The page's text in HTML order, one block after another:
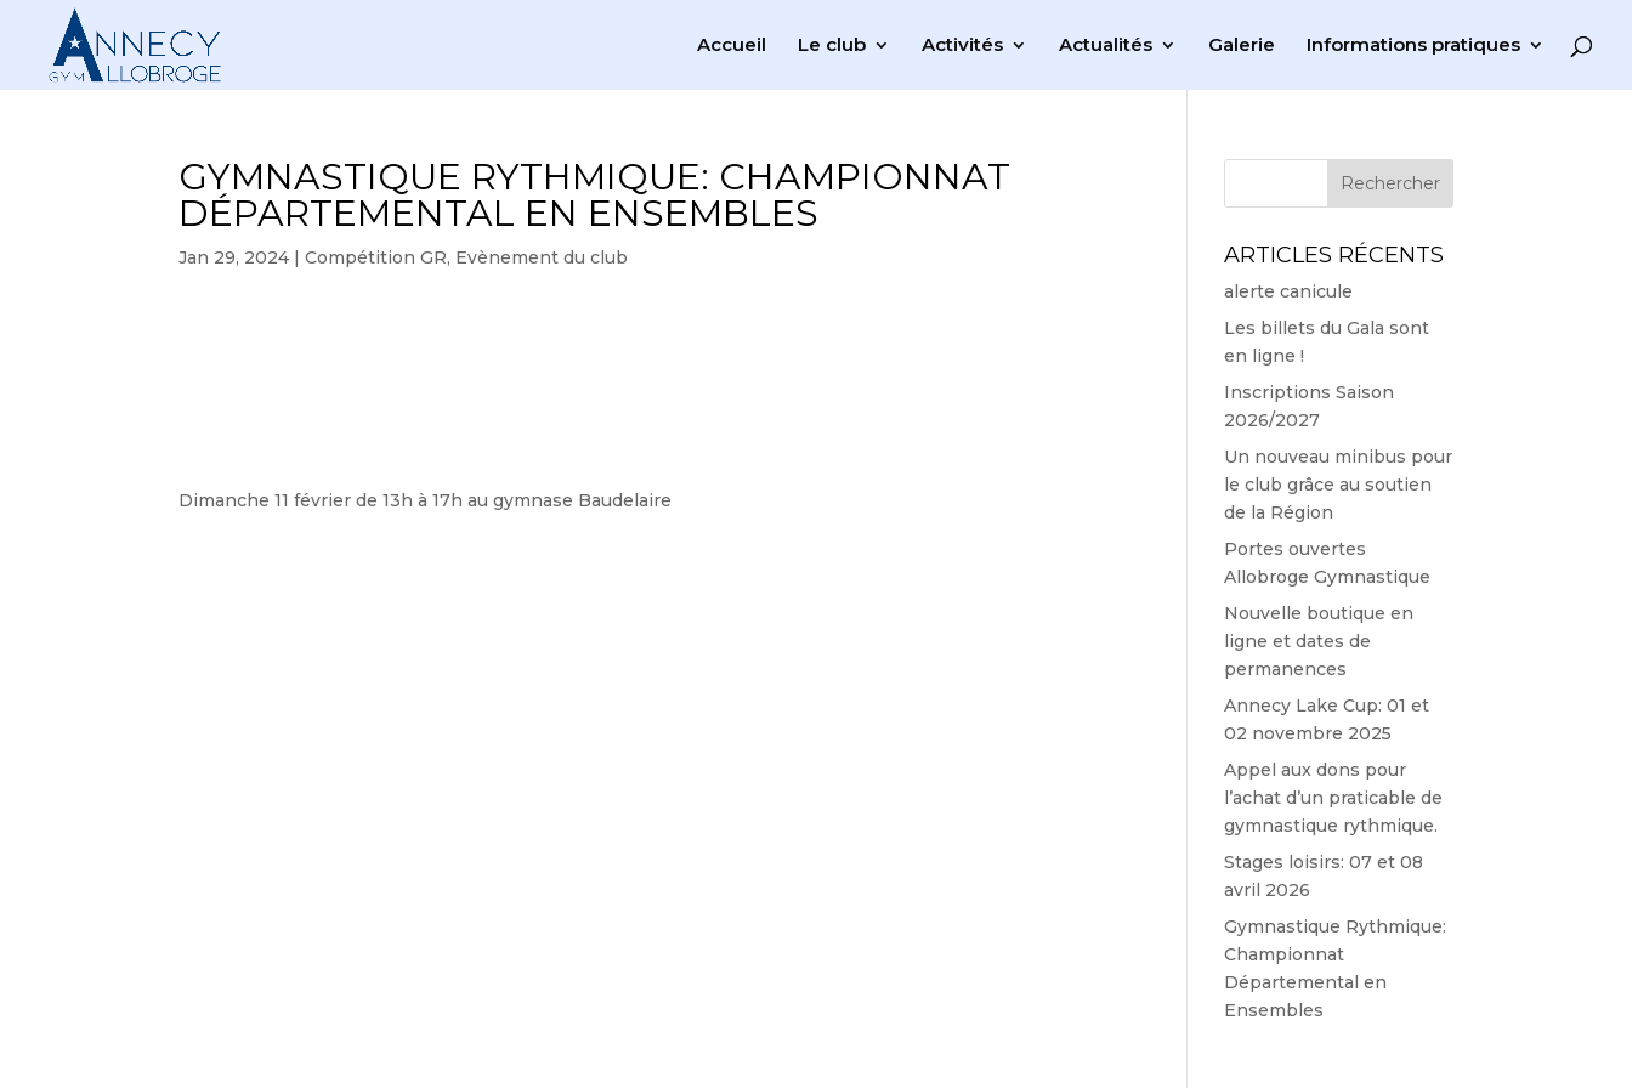
Accueil Le club Activités Actualités Galerie Informations pratiques
GYMNASTIQUE RYTHMIQUE: CHAMPIONNAT
DÉPARTEMENTAL EN ENSEMBLES
Jan 29, 2024 | Compétition GR, Evènement du club
Dimanche 11 février de 13h à 17h au gymnase Baudelaire
ARTICLES RÉCENTS
alerte canicule
Les billets du Gala sont
en ligne !
Inscriptions Saison
2026/2027
Un nouveau minibus pour
le club grâce au soutien
de la Région
Portes ouvertes
Allobroge Gymnastique
Nouvelle boutique en
ligne et dates de
permanences
Annecy Lake Cup: 01 et
02 novembre 2025
Appel aux dons pour
l’achat d’un praticable de
gymnastique rythmique.
Stages loisirs: 07 et 08
avril 2026
Gymnastique Rythmique:
Championnat
Départemental en
Ensembles